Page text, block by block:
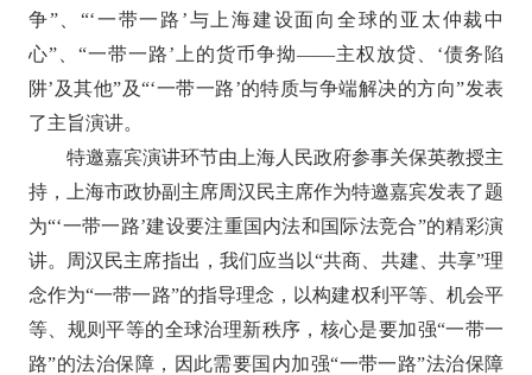
争”、“‘一带一路’与上海建设面向全球的亚太仲裁中
心”、“一带一路’上的货币争拗——主权放贷、 ‘债务陷
阱’ 及其他”及“‘一带一路’的特质与争端解决的方向”发表
了主旨演讲。
特邀嘉宾演讲环节由上海人民政府参事关保英教授主
持，上海市政协副主席周汉民主席作为特邀嘉宾发表了题
为“‘一带一路’建设要注重国内法和国际法竞合”的精彩演
讲。周汉民主席指出， 我们应当 以“共商、共建、共享”理
念作为“一带一路”的指导理念 ， 以构建权利平等、机会平
等、规则平等的全球治理新秩序，核心是要加强“一带一
路”的法治保障， 因此需要国内加强“一带一路”法治保障